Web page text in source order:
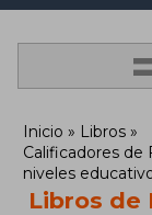
Inicio
Libros
Calificadores de
niveles
Libros de